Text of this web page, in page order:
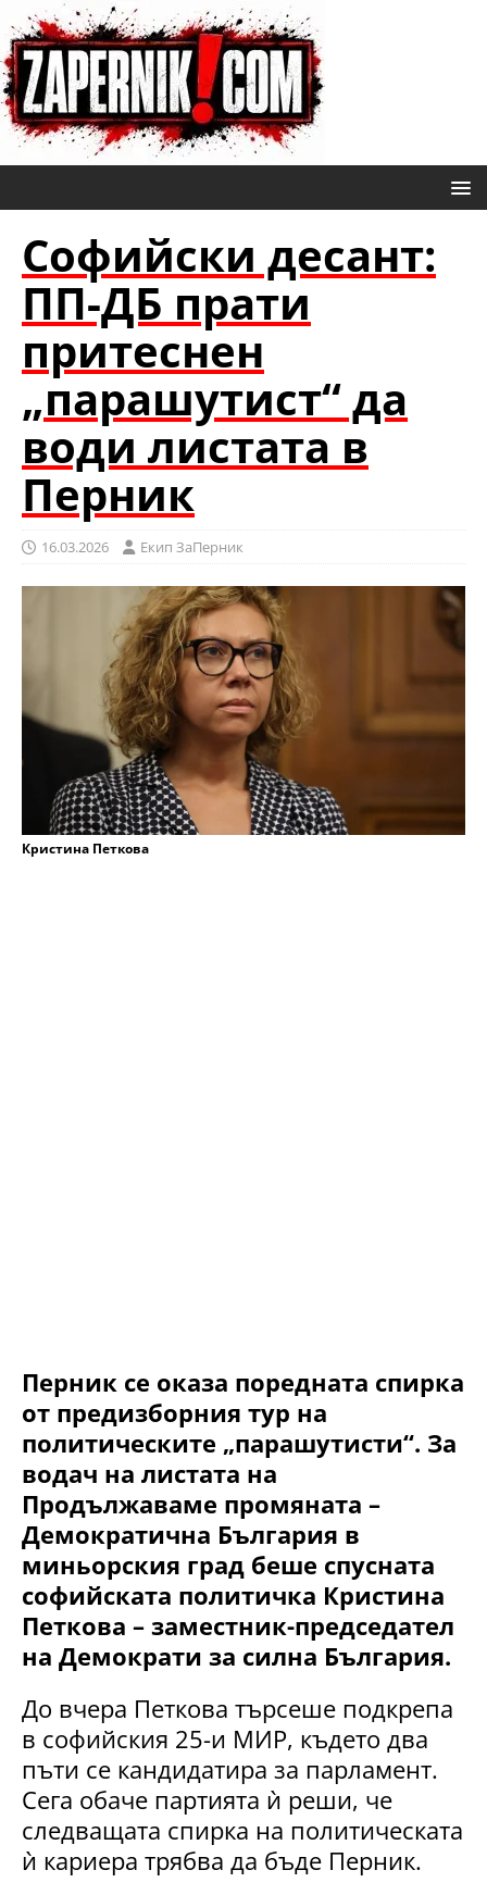
Софийски десант:
ПП-ДБ прати
притеснен
„парашутист“ да
води листата в
Перник
16.03.2026 Eкип ЗаПерник
Кристина Петкова
Перник се оказа поредната спирка
от предизборния тур на
политическите „парашутисти“. За
водач на листата на
Продължаваме промяната –
Демократична България в
миньорския град беше спусната
софийската политичка Кристина
Петкова – заместник-председател
на Демократи за силна България.
До вчера Петкова търсеше подкрепа
в софийския 25-и МИР, където два
пъти се кандидатира за парламент.
Сега обаче партията ѝ реши, че
следващата спирка на политическата
ѝ кариера трябва да бъде Перник.